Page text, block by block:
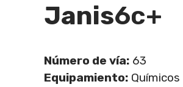
Janis6c+
Número de vía: 63
Equipamiento: Químicos